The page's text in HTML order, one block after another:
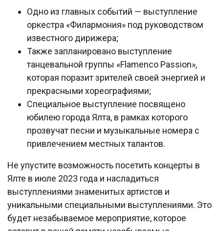
Одно из главных событий — выступление
оркестра «Филармония» под руководством
известного дирижера;
Также запланировано выступление
танцевальной группы «Flamenco Passion»,
которая поразит зрителей своей энергией и
прекрасными хореографиями;
Специальное выступление посвящено
юбилею города Ялта, в рамках которого
прозвучат песни и музыкальные номера с
привлечением местных талантов.
Не упустите возможность посетить концерты в
Ялте в июле 2023 года и насладиться
выступлениями знаменитых артистов и
уникальными специальными выступлениями. Это
будет незабываемое мероприятие, которое